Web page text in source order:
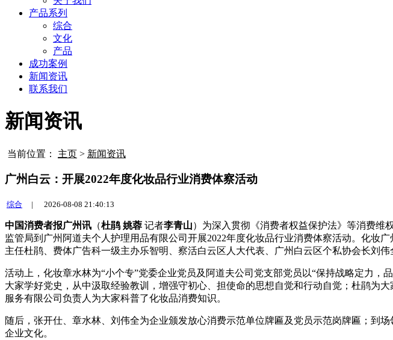
产品系列
综合
文化
产品
成功案例
新闻资讯
联系我们
新闻资讯
当前位置： 主页 > 新闻资讯
广州白云：开展2022年度化妆品行业消费体察活动
综合 | 2026-08-08 21:40:13
中国消费者报广州讯 （杜鹃 姚蓉 记者李青山）为深入贯彻《消费者权益保护法》等消费维
监管局到广州阿道夫个人护理用品有限公司开展2022年度化妆品行业消费体察活动。化妆
主任杜鹃、费体广告科一级主办乐智明、察活白云区人大代表、广州白云区个私协会长刘
活动上，化妆章水林为“小个专”党委企业党员及阿道夫公司党支部党员以“保持战略定力
大家学好党史，从中汲取经验教训，增强守初心、担使命的思想自觉和行动自觉；杜鹃为
服务有限公司负责人为大家科普了化妆品消费知识。
随后，张开仕、章水林、刘伟全为企业颁发放心消费示范单位牌匾及党员示范岗牌匾；到
企业文化。